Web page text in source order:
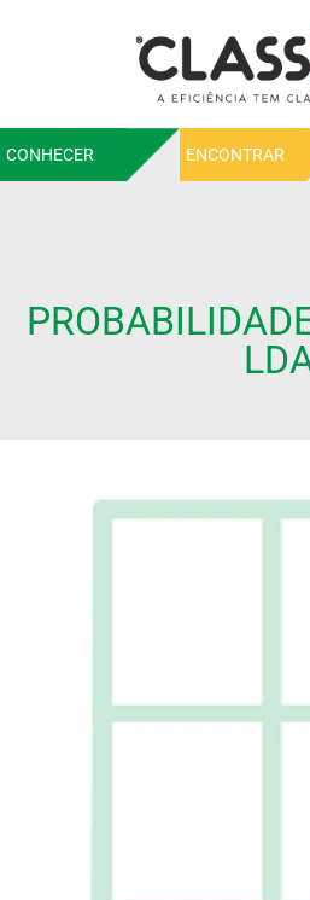
CONHECER ENCONTRAR